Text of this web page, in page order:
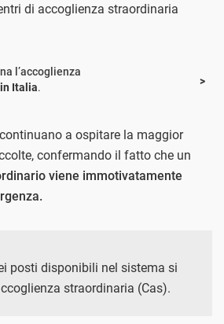
di accoglienza straordinaria
l’accoglienza
Italia.
a ospitare la maggior
confermando il fatto che un
viene immotivatamente
posti disponibili nel sistema si
straordinaria (Cas).